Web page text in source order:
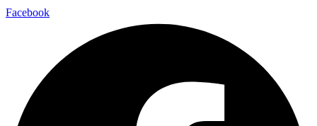
Facebook